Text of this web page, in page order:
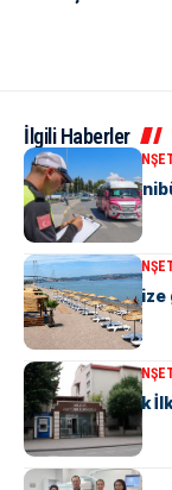
İlgili Haberler
KENT GÜNDEMI
“M” Plakalı
KENT GÜNDEMI
Yalova’da
KENT GÜNDEMI
Yalova Atatürk
SAĞLIK